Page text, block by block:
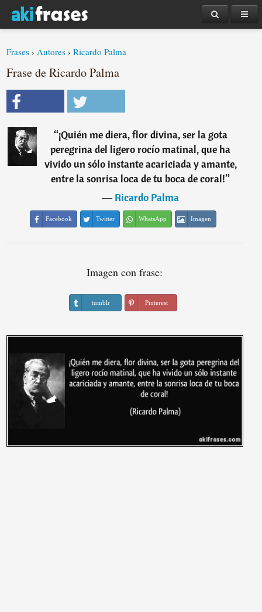
Frases ›Autores ›Ricardo Palma
Frase de Ricardo Palma
“¡Quién me diera, flor divina, ser la gota
peregrina del ligero rocío matinal, que ha
vivido un sólo instante acariciada y amante,
entre la sonrisa loca de tu boca de coral!”
―Ricardo Palma
Facebook Twitter WhatsApp Imagen
Imagen con frase:
tumblr Pinterest